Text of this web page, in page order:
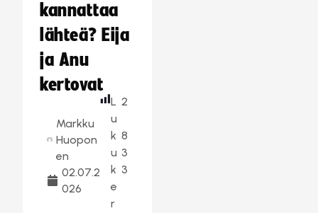
kannattaa
lähteä? Eija
ja Anu
kertovat
Markku
Huopon
en
02.07.2
026
L
u
k
u
k
e
r
2
8
3
3